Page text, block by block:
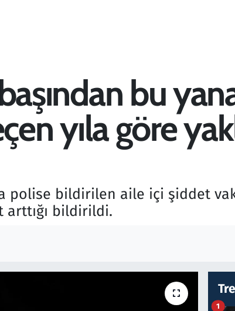
bu
yıla göre
polise bildirilen aile içi şiddet
arttığı bildirildi.
1